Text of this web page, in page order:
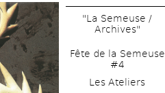
"La Semeuse /
Archives"
Fête de la Semeuse
#4
Les Ateliers